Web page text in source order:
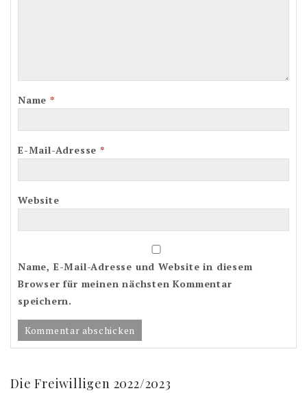
Name *
E-Mail-Adresse*
Website
Name, E-Mail-Adresse und Website in diesem
Browser für meinen nächsten Kommentar
speichern.
Die Freiwilligen 2022/2023